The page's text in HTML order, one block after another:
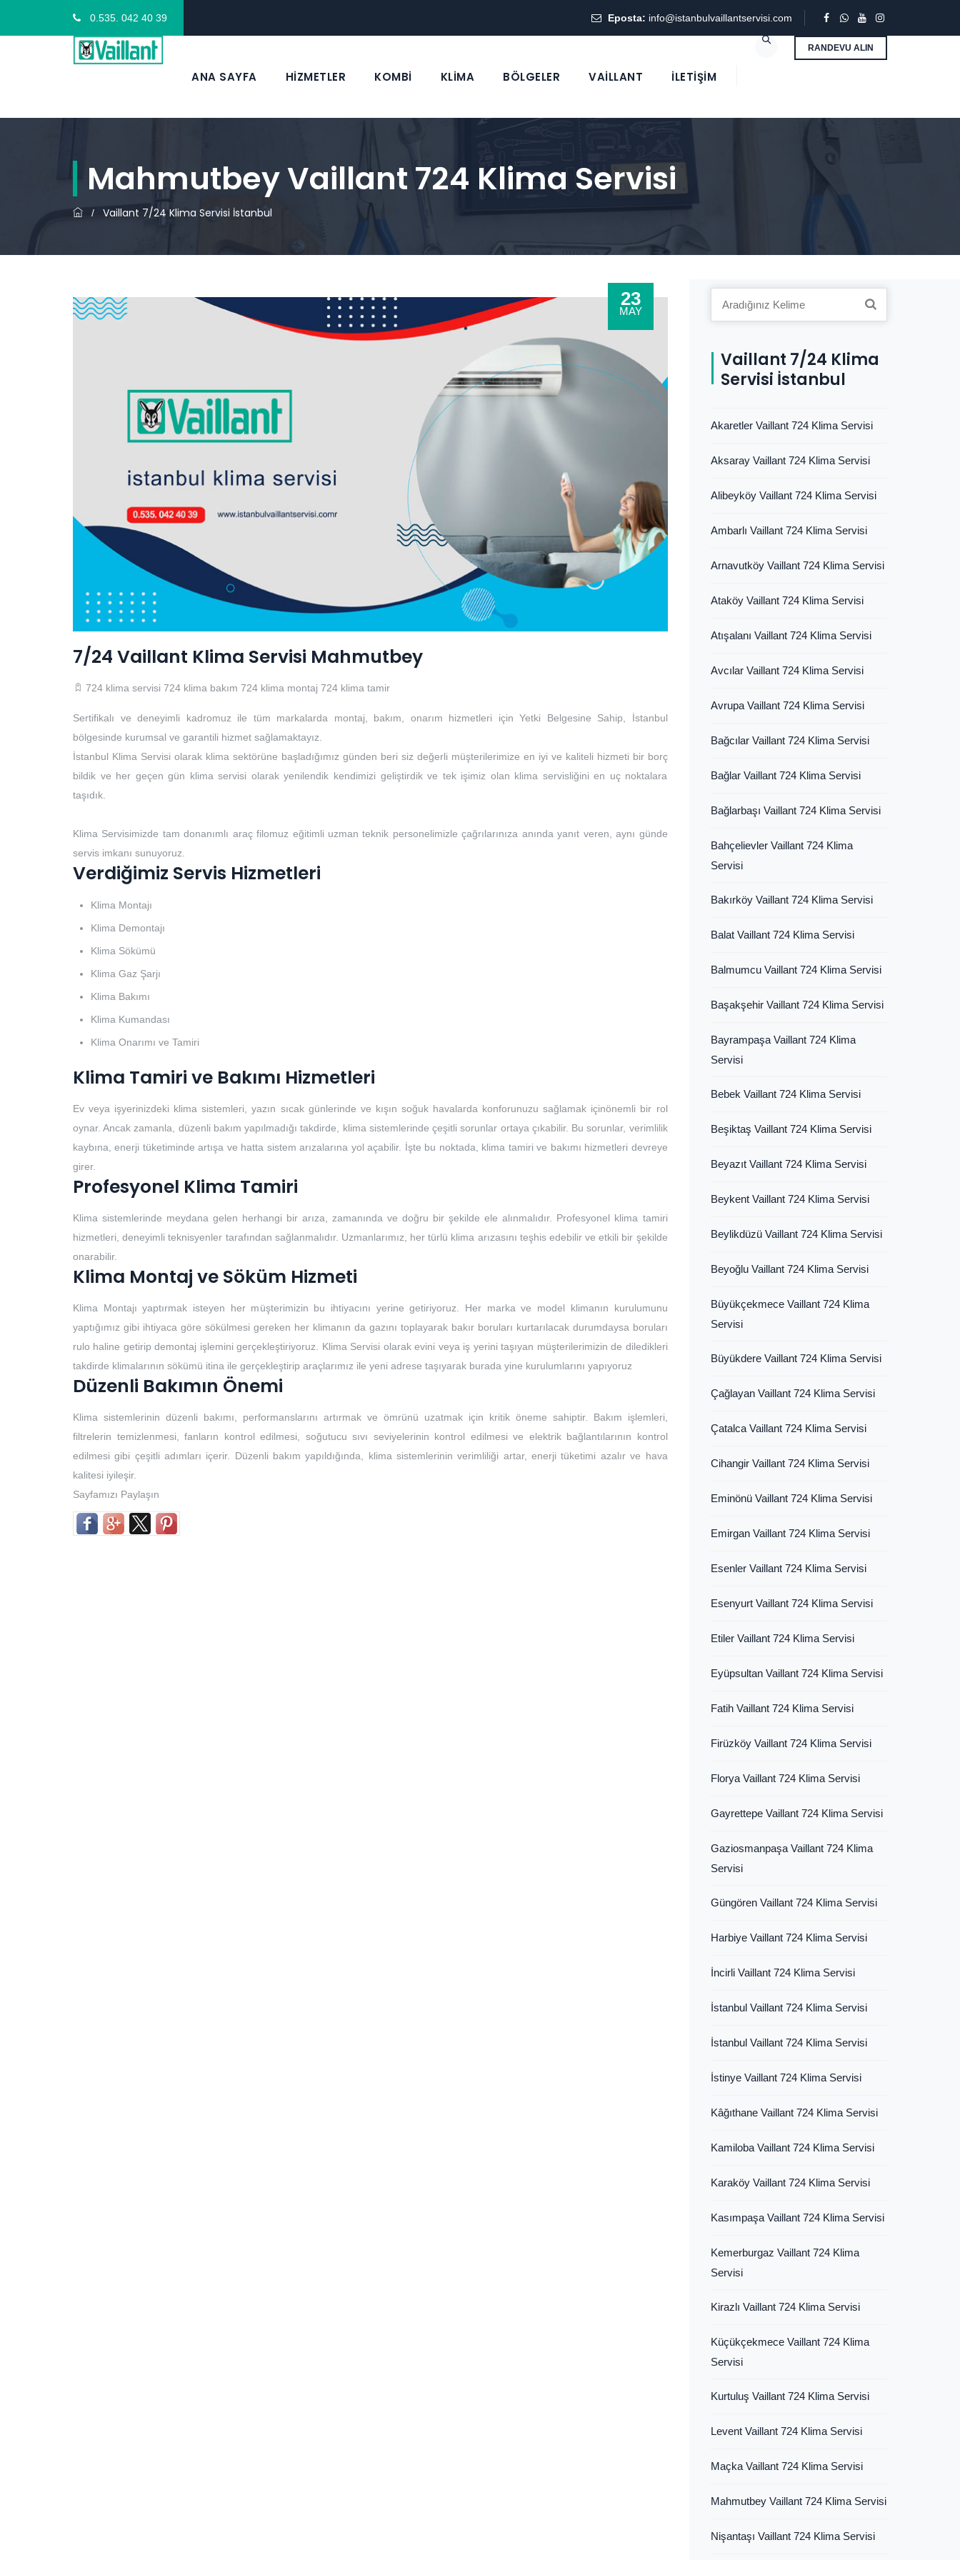
0.535. 042 40 39 Eposta: info@istanbulvaillantservisi.com
RANDEVU ALIN
ANA SAYFA HİZMETLER KOMBİ KLİMA BÖLGELER VAİLLANT İLETIŞIM
Mahmutbey Vaillant 724 Klima Servisi
/ Vaillant 7/24 Klima Servisi İstanbul
23
MAY
7/24 Vaillant Klima Servisi Mahmutbey
724 klima servisi 724 klima bakım 724 klima montaj 724 klima tamir
Sertifikalı ve deneyimli kadromuz ile tüm markalarda montaj, bakım, onarım hizmetleri için Yetki Belgesine Sahip, İstanbul
bölgesinde kurumsal ve garantili hizmet sağlamaktayız.
İstanbul Klima Servisi olarak klima sektörüne başladığımız günden beri siz değerli müşterilerimize en iyi ve kaliteli hizmeti bir borç
bildik ve her geçen gün klima servisi olarak yenilendik kendimizi geliştirdik ve tek işimiz olan klima servisliğini en uç noktalara
taşıdık.
Klima Servisimizde tam donanımlı araç filomuz eğitimli uzman teknik personelimizle çağrılarınıza anında yanıt veren, aynı günde
servis imkanı sunuyoruz.
Verdiğimiz Servis Hizmetleri
Klima Montajı
Klima Demontajı
Klima Sökümü
Klima Gaz Şarjı
Klima Bakımı
Klima Kumandası
Klima Onarımı ve Tamiri
Klima Tamiri ve Bakımı Hizmetleri
Ev veya işyerinizdeki klima sistemleri, yazın sıcak günlerinde ve kışın soğuk havalarda konforunuzu sağlamak içinönemli bir rol
oynar. Ancak zamanla, düzenli bakım yapılmadığı takdirde, klima sistemlerinde çeşitli sorunlar ortaya çıkabilir. Bu sorunlar, verimlilik
kaybına, enerji tüketiminde artışa ve hatta sistem arızalarına yol açabilir. İşte bu noktada, klima tamiri ve bakımı hizmetleri devreye
girer.
Profesyonel Klima Tamiri
Klima sistemlerinde meydana gelen herhangi bir arıza, zamanında ve doğru bir şekilde ele alınmalıdır. Profesyonel klima tamiri
hizmetleri, deneyimli teknisyenler tarafından sağlanmalıdır. Uzmanlarımız, her türlü klima arızasını teşhis edebilir ve etkili bir şekilde
onarabilir.
Klima Montaj ve Söküm Hizmeti
Klima Montajı yaptırmak isteyen her müşterimizin bu ihtiyacını yerine getiriyoruz. Her marka ve model klimanın kurulumunu
yaptığımız gibi ihtiyaca göre sökülmesi gereken her klimanın da gazını toplayarak bakır boruları kurtarılacak durumdaysa boruları
rulo haline getirip demontaj işlemini gerçekleştiriyoruz. Klima Servisi olarak evini veya iş yerini taşıyan müşterilerimizin de diledikleri
takdirde klimalarının sökümü itina ile gerçekleştirip araçlarımız ile yeni adrese taşıyarak burada yine kurulumlarını yapıyoruz
Düzenli Bakımın Önemi
Klima sistemlerinin düzenli bakımı, performanslarını artırmak ve ömrünü uzatmak için kritik öneme sahiptir. Bakım işlemleri,
filtrelerin temizlenmesi, fanların kontrol edilmesi, soğutucu sıvı seviyelerinin kontrol edilmesi ve elektrik bağlantılarının kontrol
edilmesi gibi çeşitli adımları içerir. Düzenli bakım yapıldığında, klima sistemlerinin verimliliği artar, enerji tüketimi azalır ve hava
kalitesi iyileşir.
Sayfamızı Paylaşın
Vaillant 7/24 Klima
Servisi İstanbul
Akaretler Vaillant 724 Klima Servisi
Aksaray Vaillant 724 Klima Servisi
Alibeyköy Vaillant 724 Klima Servisi
Ambarlı Vaillant 724 Klima Servisi
Arnavutköy Vaillant 724 Klima Servisi
Ataköy Vaillant 724 Klima Servisi
Atışalanı Vaillant 724 Klima Servisi
Avcılar Vaillant 724 Klima Servisi
Avrupa Vaillant 724 Klima Servisi
Bağcılar Vaillant 724 Klima Servisi
Bağlar Vaillant 724 Klima Servisi
Bağlarbaşı Vaillant 724 Klima Servisi
Bahçelievler Vaillant 724 Klima
Servisi
Bakırköy Vaillant 724 Klima Servisi
Balat Vaillant 724 Klima Servisi
Balmumcu Vaillant 724 Klima Servisi
Başakşehir Vaillant 724 Klima Servisi
Bayrampaşa Vaillant 724 Klima
Servisi
Bebek Vaillant 724 Klima Servisi
Beşiktaş Vaillant 724 Klima Servisi
Beyazıt Vaillant 724 Klima Servisi
Beykent Vaillant 724 Klima Servisi
Beylikdüzü Vaillant 724 Klima Servisi
Beyoğlu Vaillant 724 Klima Servisi
Büyükçekmece Vaillant 724 Klima
Servisi
Büyükdere Vaillant 724 Klima Servisi
Çağlayan Vaillant 724 Klima Servisi
Çatalca Vaillant 724 Klima Servisi
Cihangir Vaillant 724 Klima Servisi
Eminönü Vaillant 724 Klima Servisi
Emirgan Vaillant 724 Klima Servisi
Esenler Vaillant 724 Klima Servisi
Esenyurt Vaillant 724 Klima Servisi
Etiler Vaillant 724 Klima Servisi
Eyüpsultan Vaillant 724 Klima Servisi
Fatih Vaillant 724 Klima Servisi
Firüzköy Vaillant 724 Klima Servisi
Florya Vaillant 724 Klima Servisi
Gayrettepe Vaillant 724 Klima Servisi
Gaziosmanpaşa Vaillant 724 Klima
Servisi
Güngören Vaillant 724 Klima Servisi
Harbiye Vaillant 724 Klima Servisi
İncirli Vaillant 724 Klima Servisi
İstanbul Vaillant 724 Klima Servisi
İstanbul Vaillant 724 Klima Servisi
İstinye Vaillant 724 Klima Servisi
Kâğıthane Vaillant 724 Klima Servisi
Kamiloba Vaillant 724 Klima Servisi
Karaköy Vaillant 724 Klima Servisi
Kasımpaşa Vaillant 724 Klima Servisi
Kemerburgaz Vaillant 724 Klima
Servisi
Kirazlı Vaillant 724 Klima Servisi
Küçükçekmece Vaillant 724 Klima
Servisi
Kurtuluş Vaillant 724 Klima Servisi
Levent Vaillant 724 Klima Servisi
Maçka Vaillant 724 Klima Servisi
Mahmutbey Vaillant 724 Klima Servisi
Nişantaşı Vaillant 724 Klima Servisi